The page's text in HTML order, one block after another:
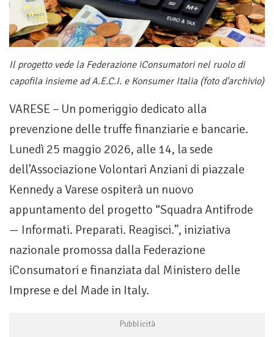
Il progetto vede la Federazione iConsumatori nel ruolo di
capofila insieme ad A.E.C.I. e Konsumer Italia (foto d'archivio)
VARESE – Un pomeriggio dedicato alla
prevenzione delle truffe finanziarie e bancarie.
Lunedì 25 maggio 2026, alle 14, la sede
dell’Associazione Volontari Anziani di piazzale
Kennedy a Varese ospiterà un nuovo
appuntamento del progetto “Squadra Antifrode
— Informati. Preparati. Reagisci.”, iniziativa
nazionale promossa dalla Federazione
iConsumatori e finanziata dal Ministero delle
Imprese e del Made in Italy.